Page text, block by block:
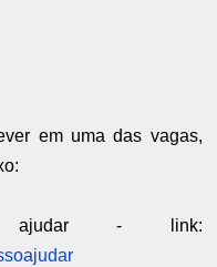
em uma das vagas,
ajudar - link: